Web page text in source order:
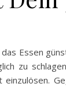
Essen
zu